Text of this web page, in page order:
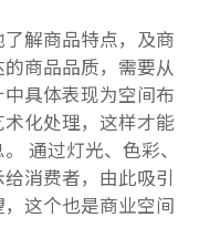
解商品特点，及商
商品品质，需要从
具体表现为空间布
化处理，这样才能
通过灯光、色彩、
消费者，由此吸引
这个也是商业空间